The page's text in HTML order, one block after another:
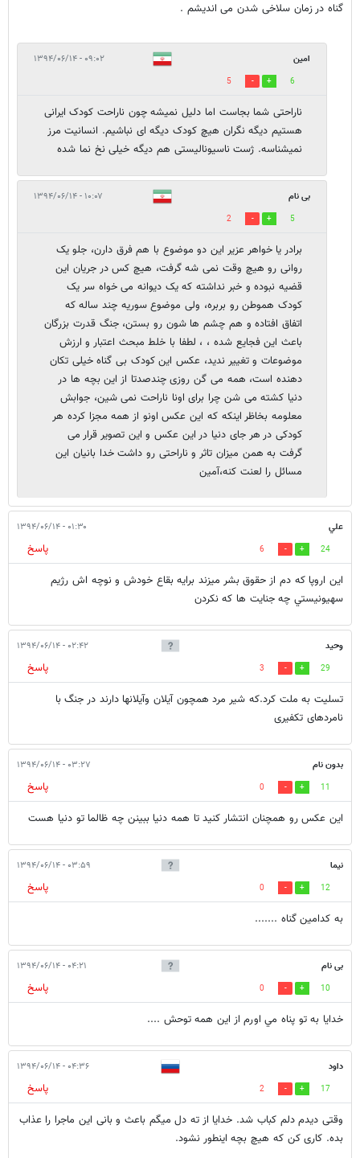
گناه در زمان سلاخی شدن می اندیشم .
امین ۰۹:۰۲ - ۱۳۹۴/۰۶/۱۴
6
5
ناراحتی شما بجاست اما دلیل نمیشه چون ناراحت کودک ایرانی
هستیم دیگه نگران هیچ کودک دیگه ای نباشیم. انسانیت مرز
نمیشناسه. ژست ناسیونالیستی هم دیگه خیلی نخ نما شده
بی نام ۱۰:۰۷ - ۱۳۹۴/۰۶/۱۴
5
2
برادر یا خواهر عزیر این دو موضوع با هم فرق دارن، جلو یک
روانی رو هیچ وقت نمی شه گرفت، هیچ کس در جریان این
قضیه نبوده و خبر نداشته که یک دیوانه می خواه سر یک
کودک هموطن رو بربره، ولی موضوع سوریه چند ساله که
اتفاق افتاده و هم چشم ها شون رو بستن، جنگ قدرت بزرگان
باعث این فجایع شده ، ، لطفا با خلط مبحث اعتبار و ارزش
موضوعات و تغییر ندید، عکس این کودک بی گناه خیلی تکان
دهنده است، همه می گن روزی چندصدتا از این بچه ها در
دنیا کشته می شن چرا برای اونا ناراحت نمی شین، جوابش
معلومه بخاظر اینکه که این عکس اونو از همه مجزا کرده هر
کودکی در هر جای دنیا در این عکس و این تصویر قرار می
گرفت به همن میزان تاثر و ناراحتی رو داشت خدا بانیان این
مسائل را لعنت کنه،آمین
علي ۰۱:۳۰ - ۱۳۹۴/۰۶/۱۴
24
6
پاسخ
اين اروپا كه دم از حقوق بشر ميزند برايه بقاع خودش و نوچه اش رژيم
سهيونيستي چه جنايت ها كه نكردن
وحید ۰۲:۴۲ - ۱۳۹۴/۰۶/۱۴
29
3
پاسخ
تسلیت به ملت کرد.که شیر مرد همچون آیلان وآیلانها دارند در جنگ با
نامردهای تکفیری
بدون نام ۰۳:۲۷ - ۱۳۹۴/۰۶/۱۴
11
0
پاسخ
اين عكس رو همچنان انتشار كنيد تا همه دنيا ببينن چه ظالما تو دنيا هست
نیما ۰۳:۵۹ - ۱۳۹۴/۰۶/۱۴
12
0
پاسخ
به کدامین گناه .......
بی نام ۰۴:۲۱ - ۱۳۹۴/۰۶/۱۴
10
0
پاسخ
خدايا به تو پناه مي اورم از اين همه توحش ....
داود ۰۴:۳۶ - ۱۳۹۴/۰۶/۱۴
17
2
پاسخ
وقتی دیدم دلم کباب شد. خدایا از ته دل میگم باعث و بانی این ماجرا را عذاب
بده. کاری کن که هیچ بچه اینطور نشود.